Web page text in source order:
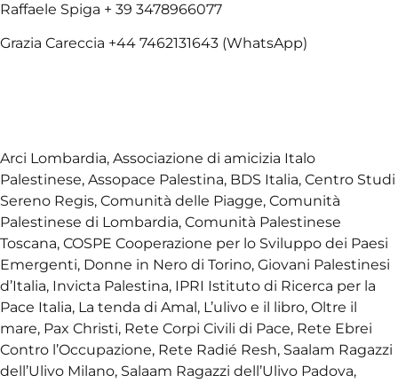
Raffaele Spiga + 39 3478966077
Grazia Careccia +44 7462131643 (WhatsApp)
Arci Lombardia, Associazione di amicizia Italo
Palestinese, Assopace Palestina, BDS Italia, Centro Studi
Sereno Regis, Comunità delle Piagge, Comunità
Palestinese di Lombardia, Comunità Palestinese
Toscana, COSPE Cooperazione per lo Sviluppo dei Paesi
Emergenti, Donne in Nero di Torino, Giovani Palestinesi
d’Italia, Invicta Palestina, IPRI Istituto di Ricerca per la
Pace Italia, La tenda di Amal, L’ulivo e il libro, Oltre il
mare, Pax Christi, Rete Corpi Civili di Pace, Rete Ebrei
Contro l’Occupazione, Rete Radié Resh, Saalam Ragazzi
dell’Ulivo Milano, Salaam Ragazzi dell’Ulivo Padova,